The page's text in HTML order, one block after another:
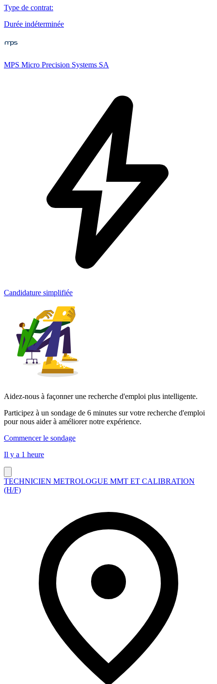
Type de contrat:
Durée indéterminée
MPS Micro Precision Systems SA
Candidature simplifiée
Aidez-nous à façonner une recherche d'emploi plus intelligente.
Participez à un sondage de 6 minutes sur votre recherche d'emploi
pour nous aider à améliorer notre expérience.
Commencer le sondage
Il y a 1 heure
TECHNICIEN METROLOGUE MMT ET CALIBRATION
(H/F)